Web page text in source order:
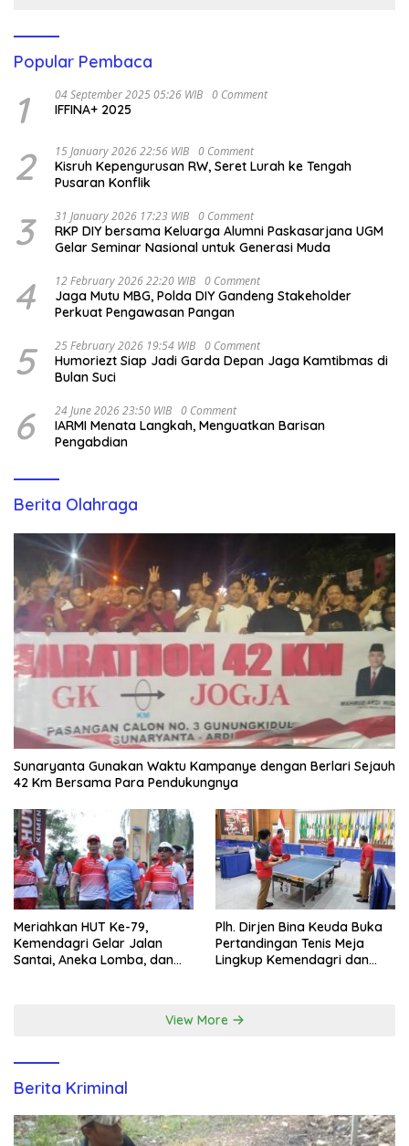
Popular Pembaca
1 04 September 2025 05:26 WIB 0 Comment
IFFINA+ 2025
2 15 January 2026 22:56 WIB 0 Comment
Kisruh Kepengurusan RW, Seret Lurah ke Tengah
Pusaran Konflik
3 31 January 2026 17:23 WIB 0 Comment
RKP DIY bersama Keluarga Alumni Paskasarjana UGM
Gelar Seminar Nasional untuk Generasi Muda
4 12 February 2026 22:20 WIB 0 Comment
Jaga Mutu MBG, Polda DIY Gandeng Stakeholder
Perkuat Pengawasan Pangan
5 25 February 2026 19:54 WIB 0 Comment
Humoriezt Siap Jadi Garda Depan Jaga Kamtibmas di
Bulan Suci
6 24 June 2026 23:50 WIB 0 Comment
IARMI Menata Langkah, Menguatkan Barisan
Pengabdian
Berita Olahraga
Sunaryanta Gunakan Waktu Kampanye dengan Berlari Sejauh
42 Km Bersama Para Pendukungnya
Meriahkan HUT Ke-79,
Kemendagri Gelar Jalan
Santai, Aneka Lomba, dan
Plh. Dirjen Bina Keuda Buka
Pertandingan Tenis Meja
Lingkup Kemendagri dan
View More
Berita Kriminal